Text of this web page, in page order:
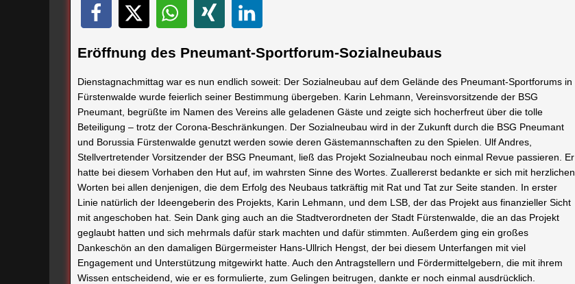
Eröffnung des Pneumant-Sportforum-Sozialneubaus
Dienstagnachmittag war es nun endlich soweit: Der Sozialneubau auf dem Gelände des Pneumant-Sportforums in
Fürstenwalde wurde feierlich seiner Bestimmung übergeben. Karin Lehmann, Vereinsvorsitzende der BSG
Pneumant, begrüßte im Namen des Vereins alle geladenen Gäste und zeigte sich hocherfreut über die tolle
Beteiligung – trotz der Corona-Beschränkungen. Der Sozialneubau wird in der Zukunft durch die BSG Pneumant
und Borussia Fürstenwalde genutzt werden sowie deren Gästemannschaften zu den Spielen. Ulf Andres,
Stellvertretender Vorsitzender der BSG Pneumant, ließ das Projekt Sozialneubau noch einmal Revue passieren. Er
hatte bei diesem Vorhaben den Hut auf, im wahrsten Sinne des Wortes. Zuallererst bedankte er sich mit herzlichen
Worten bei allen denjenigen, die dem Erfolg des Neubaus tatkräftig mit Rat und Tat zur Seite standen. In erster
Linie natürlich der Ideengeberin des Projekts, Karin Lehmann, und dem LSB, der das Projekt aus finanzieller Sicht
mit angeschoben hat. Sein Dank ging auch an die Stadtverordneten der Stadt Fürstenwalde, die an das Projekt
geglaubt hatten und sich mehrmals dafür stark machten und dafür stimmten. Außerdem ging ein großes
Dankeschön an den damaligen Bürgermeister Hans-Ullrich Hengst, der bei diesem Unterfangen mit viel
Engagement und Unterstützung mitgewirkt hatte. Auch den Antragstellern und Fördermittelgebern, die mit ihrem
Wissen entscheidend, wie er es formulierte, zum Gelingen beitrugen, dankte er noch einmal ausdrücklich.